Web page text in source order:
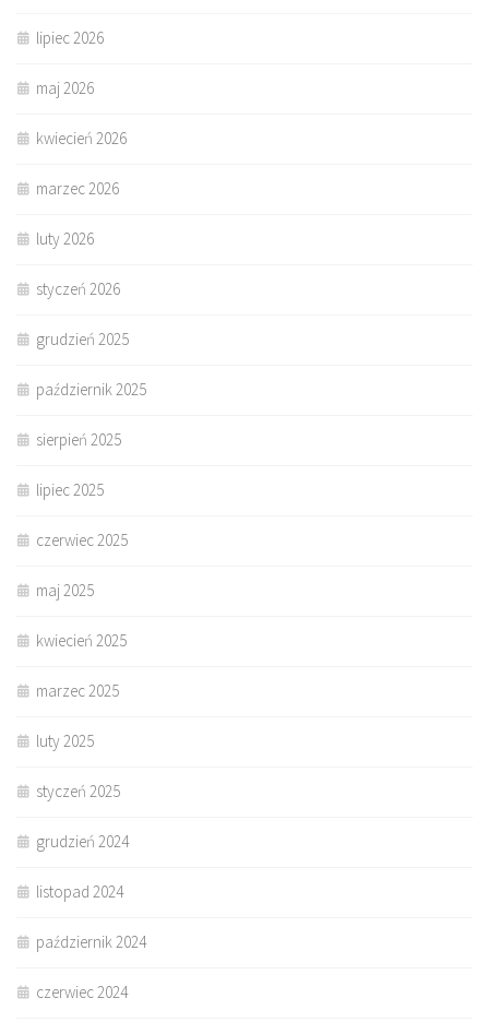
lipiec 2026
maj 2026
kwiecień 2026
marzec 2026
luty 2026
styczeń 2026
grudzień 2025
październik 2025
sierpień 2025
lipiec 2025
czerwiec 2025
maj 2025
kwiecień 2025
marzec 2025
luty 2025
styczeń 2025
grudzień 2024
listopad 2024
październik 2024
czerwiec 2024